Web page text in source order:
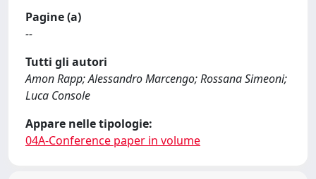
Pagine (a)
--
Tutti gli autori
Amon Rapp; Alessandro Marcengo; Rossana Simeoni;
Luca Console
Appare nelle tipologie:
04A-Conference paper in volume